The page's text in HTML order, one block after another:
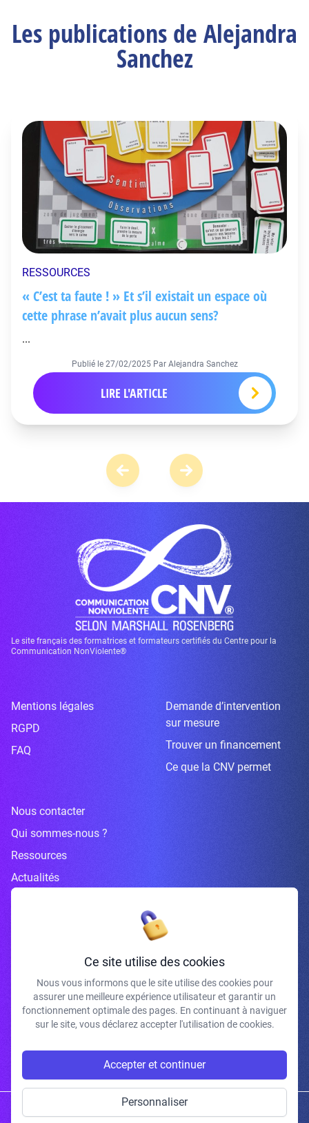
Les publications de Alejandra
Sanchez
RESSOURCES
« C’est ta faute ! » Et s’il existait un espace où
cette phrase n’avait plus aucun sens?
...
Publié le 27/02/2025 Par Alejandra Sanchez
LIRE L'ARTICLE
Le site français des formatrices et formateurs certifiés du Centre pour la
Communication NonViolente®
Mentions légales
RGPD
FAQ
Demande d’intervention
sur mesure
Trouver un financement
Ce que la CNV permet
Nous contacter
Qui sommes-nous ?
Ressources
Actualités
Inscrivez-vous à la newsletter
J'accepte de recevoir vos e-mails et confirme avoir pris connaissance de
votre politique de confidentialité et mentions légales.
Copyright © 2026 | Gum Studio. Tous droits réservés.
Ce site utilise des cookies
Nous vous informons que le site utilise des cookies pour
assurer une meilleure expérience utilisateur et garantir un
fonctionnement optimale des pages. En continuant à naviguer
sur le site, vous déclarez accepter l'utilisation de cookies.
Accepter et continuer
Personnaliser